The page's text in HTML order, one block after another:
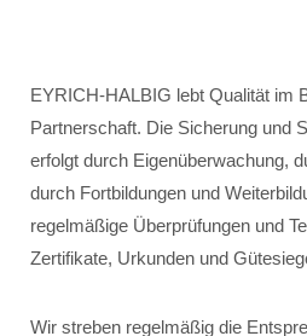
EYRICH-HALBIG lebt Qualität im
Partnerschaft. Die Sicherung und
erfolgt durch Eigenüberwachung,
durch Fortbildungen und
regelmäßige Überprüfungen und
Zertifikate, Urkunden und
Wir streben regelmäßig die